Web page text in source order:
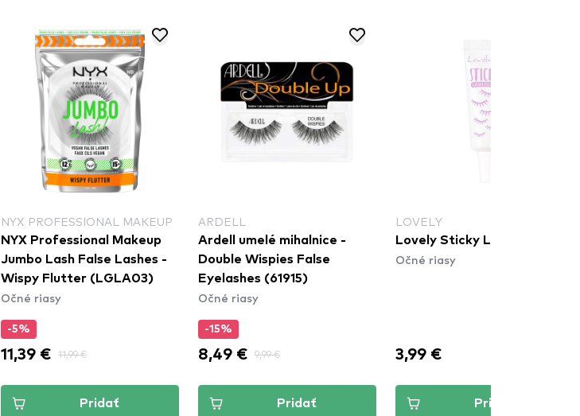
NYX PROFESSIONAL MAKEUP
NYX Professional Makeup
Jumbo Lash False Lashes -
Wispy Flutter (LGLA03)
Očné riasy
-5%
11,39 € 11,99 €
Pridať
ARDELL
Ardell umelé mihalnice -
Double Wispies False
Eyelashes (61915)
Očné riasy
-15%
8,49 € 9,99 €
Pridať
LOVELY
Lovely Sticky Lash Glue
Očné riasy
3,99 €
Pridať